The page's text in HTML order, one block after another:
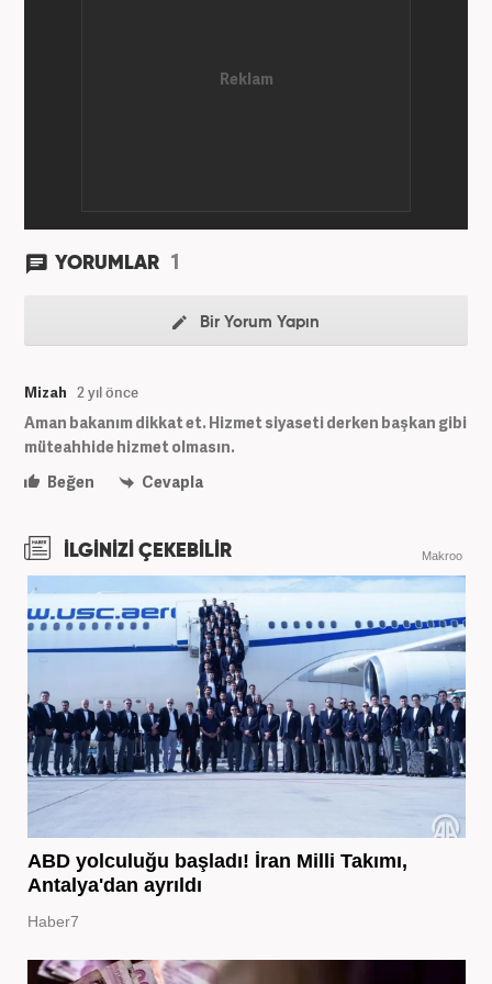
YORUMLAR 1
Bir Yorum Yapın
Mizah 2 yıl önce
Aman bakanım dikkat et. Hizmet siyaseti derken başkan gibi
müteahhide hizmet olmasın.
Beğen
Cevapla
İLGİNİZİ ÇEKEBİLİR Makroo
ABD yolculuğu başladı! İran Milli Takımı,
Antalya'dan ayrıldı
Haber7